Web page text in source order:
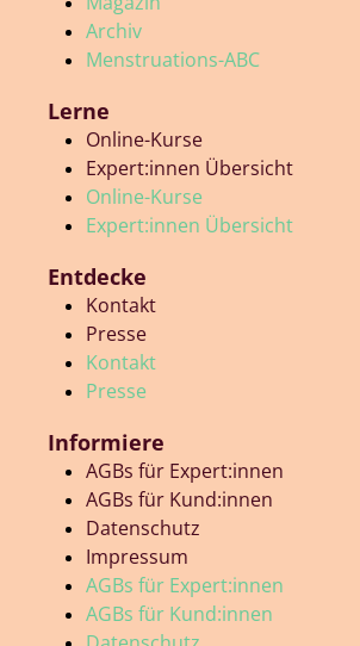
Archiv
Menstruations-ABC
Lerne
Online-Kurse
Expert:innen Übersicht
Online-Kurse
Expert:innen Übersicht
Entdecke
Kontakt
Presse
Kontakt
Presse
Informiere
AGBs für Expert:innen
AGBs für Kund:innen
Datenschutz
Impressum
AGBs für Expert:innen
AGBs für Kund:innen